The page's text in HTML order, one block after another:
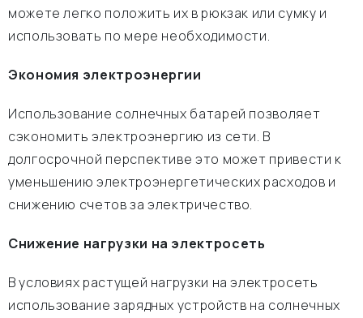
можете легко положить их в рюкзак или сумку и
использовать по мере необходимости.
Экономия электроэнергии
Использование солнечных батарей позволяет
сэкономить электроэнергию из сети. В
долгосрочной перспективе это может привести к
уменьшению электроэнергетических расходов и
снижению счетов за электричество.
Снижение нагрузки на электросеть
В условиях растущей нагрузки на электросеть
использование зарядных устройств на солнечных